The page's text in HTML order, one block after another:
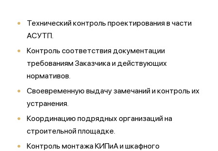
Технический контроль проектирования в части
АСУТП.
Контроль соответствия документации
требованиям Заказчика и действующих
нормативов.
Своевременную выдачу замечаний и контроль их
устранения.
Координацию подрядных организаций на
строительной площадке.
Контроль монтажа КИПиА и шкафного